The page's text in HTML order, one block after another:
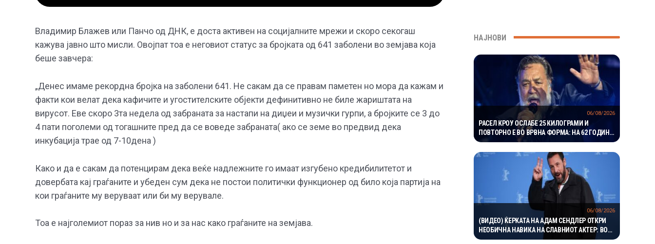
Владимир Блажев или Панчо од ДНК, е доста активен на социјалните мрежи и скоро секогаш
кажува јавно што мисли. Овојпат тоа е неговиот статус за бројката од 641 заболени во земјава која
беше завчера:
„Денес имаме рекордна бројка на заболени 641. Не сакам да се правам паметен но мора да кажам и
факти кои велат дека кафичите и угостителските објекти дефинитивно не биле жариштата на
вирусот. Еве скоро 3та недела од забраната за настапи на диџеи и музички гурпи, а бројките се 3 до
4 пати поголеми од тогашните пред да се воведе забраната( ако се земе во предвид дека
инкубација трае од 7-10дена )
Како и да е сакам да потенцирам дека веќе надлежните го имаат изгубено кредибилитетот и
довербата кај граѓаните и убеден сум дека не постои политички функционер од било која партија на
кои граѓаните му веруваат или би му верувале.
Тоа е најголемиот пораз за нив но и за нас како граѓаните на земјава.
НАЈНОВИ
РАСЕЛ КРОУ ОСЛАБЕ 25 КИЛОГРАМИ И
ПОВТОРНО Е ВО ВРВНА ФОРМА: НА 62 ГОДИНИ
ГО ВООДУШЕВИ ИЗГЛЕДОТ
06/08/2026
(ВИДЕО) ЌЕРКАТА НА АДАМ СЕНДЛЕР ОТКРИ
НЕОБИЧНА НАВИКА НА СЛАВНИОТ АКТЕР: ВО
БАЗЕН ВЛЕГУВА СО ЧОРАПИ, А ПРИЧИНАТА ГИ
06/08/2026